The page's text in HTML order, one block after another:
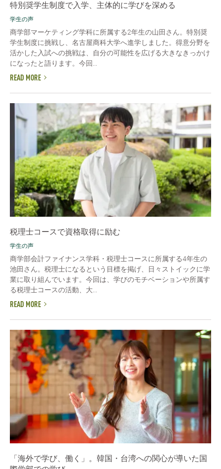
特別奨学生制度で入学、主体的に学びを深める
学生の声
商学部マーケティング学科に所属する2年生の山田さん。特別奨
学生制度に挑戦し、名古屋商科大学へ進学しました。得意分野を
活かした入試への挑戦は、自分の可能性を広げる大きなきっかけ
になったと語ります。今回...
READ MORE
税理士コースで資格取得に励む
学生の声
商学部会計ファイナンス学科・税理士コースに所属する4年生の
池田さん。税理士になるという目標を掲げ、日々ストイックに学
業に取り組んでいます。今回は、学びのモチベーションや所属す
る税理士コースの活動、大...
READ MORE
「海外で学び、働く」。韓国・台湾への関心が導いた国